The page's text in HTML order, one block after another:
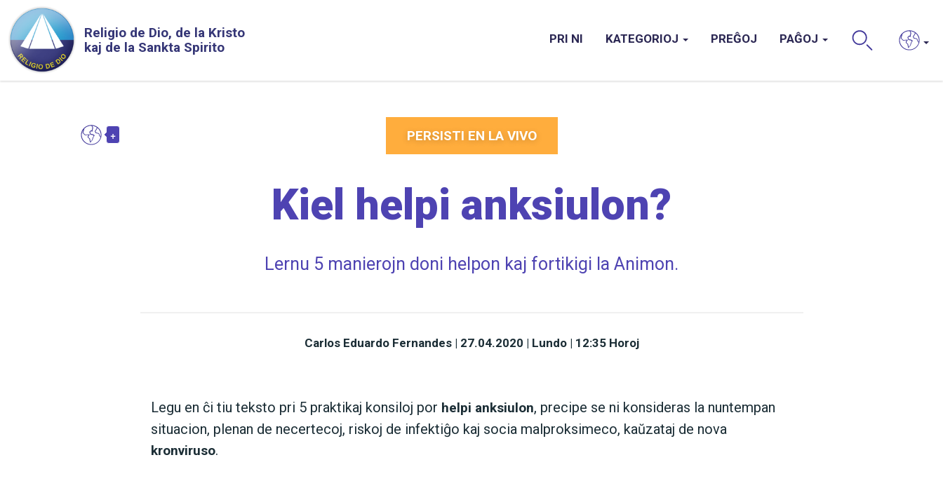
Skip to main content
Religio de Dio, de la Kristo
kaj de la Sankta Spirito
PRI NI KATEGORIOJ PREĜOJ PAĜOJ
+
PERSISTI EN LA VIVO
Kiel helpi anksiulon?
Lernu 5 manierojn doni helpon kaj fortikigi la Animon.
Carlos Eduardo Fernandes| 27.04.2020 | Lundo | 12:35 Horoj
Legu en ĉi tiu teksto pri 5 praktikaj konsiloj por helpi anksiulon, precipe se ni konsideras la nuntempan
situacion, plenan de necertecoj, riskoj de infektiĝo kaj socia malproksimeco, kaŭzataj de nova
kronviruso.